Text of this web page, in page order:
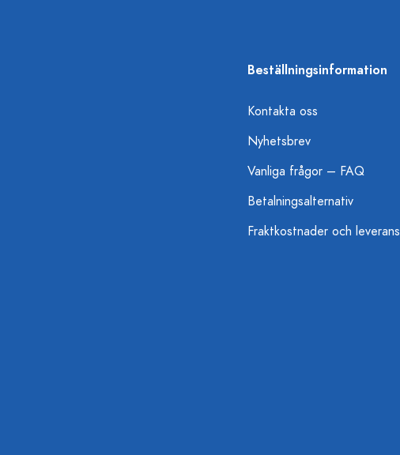
Beställningsinformation
Kontakta oss
Nyhetsbrev
Vanliga frågor – FAQ
Betalningsalternativ
Fraktkostnader och leverans